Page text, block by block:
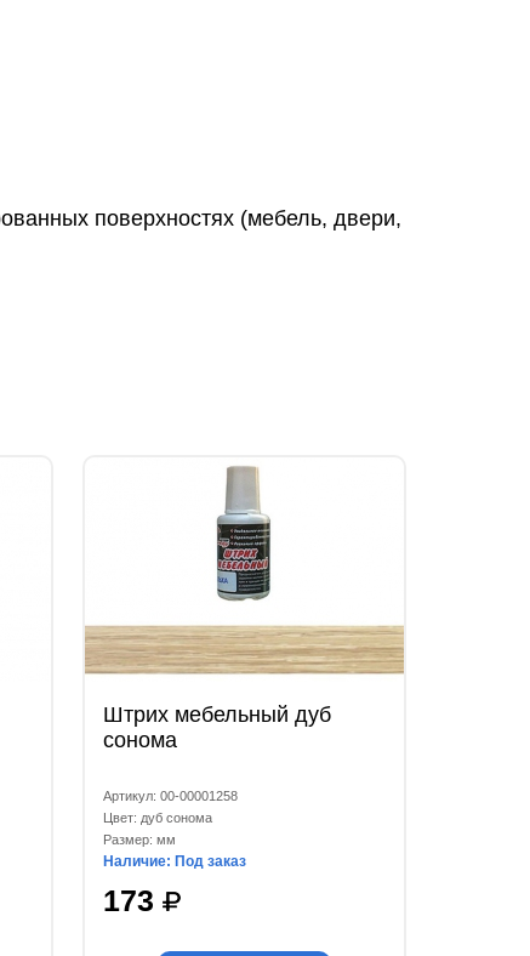
поверхностях (мебель, двери,
Штрих мебельный дуб
сонома
Артикул: 00-00001258
Цвет: дуб сонома
Размер: мм
Наличие: Под заказ
173